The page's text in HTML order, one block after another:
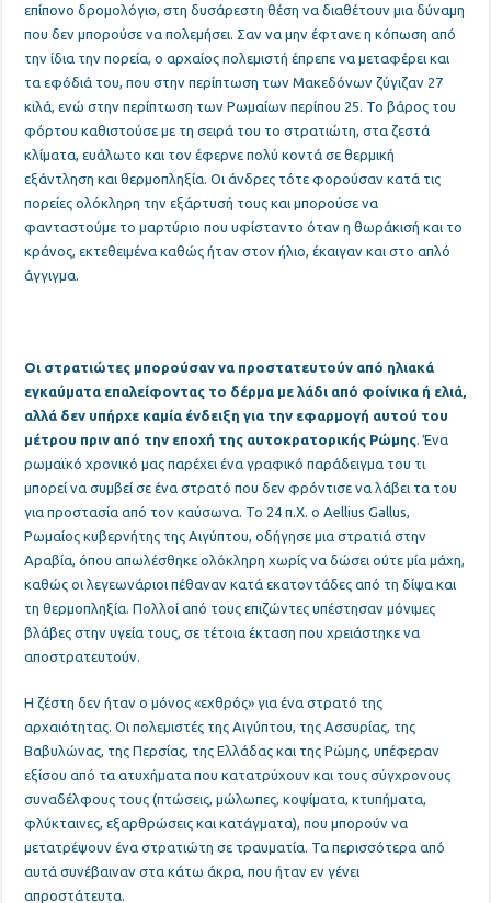
επίπονο δρομολόγιο, στη δυσάρεστη θέση να διαθέτουν μια δύναμη
που δεν μπορούσε να πολεμήσει. Σαν να μην έφτανε η κόπωση από
την ίδια την πορεία, ο αρχαίος πολεμιστή έπρεπε να μεταφέρει και
τα εφόδιά του, που στην περίπτωση των Μακεδόνων ζύγιζαν 27
κιλά, ενώ στην περίπτωση των Ρωμαίων περίπου 25. Το βάρος του
φόρτου καθιστούσε με τη σειρά του το στρατιώτη, στα ζεστά
κλίματα, ευάλωτο και τον έφερνε πολύ κοντά σε θερμική
εξάντληση και θερμοπληξία. Οι άνδρες τότε φορούσαν κατά τις
πορείες ολόκληρη την εξάρτυσή τους και μπορούσε να
φανταστούμε το μαρτύριο που υφίσταντο όταν η θωράκισή και το
κράνος, εκτεθειμένα καθώς ήταν στον ήλιο, έκαιγαν και στο απλό
άγγιγμα.
Οι στρατιώτες μπορούσαν να προστατευτούν από ηλιακά
εγκαύματα επαλείφοντας το δέρμα με λάδι από φοίνικα ή ελιά,
αλλά δεν υπήρχε καμία ένδειξη για την εφαρμογή αυτού του
μέτρου πριν από την εποχή της αυτοκρατορικής Ρώμης . Ένα
ρωμαϊκό χρονικό μας παρέχει ένα γραφικό παράδειγμα του τι
μπορεί να συμβεί σε ένα στρατό που δεν φρόντισε να λάβει τα του
για προστασία από τον καύσωνα. Το 24 π.Χ. ο Aellius Gallus,
Ρωμαίος κυβερνήτης της Αιγύπτου, οδήγησε μια στρατιά στην
Αραβία, όπου απωλέσθηκε ολόκληρη χωρίς να δώσει ούτε μία μάχη,
καθώς οι λεγεωνάριοι πέθαναν κατά εκατοντάδες από τη δίψα και
τη θερμοπληξία. Πολλοί από τους επιζώντες υπέστησαν μόνιμες
βλάβες στην υγεία τους, σε τέτοια έκταση που χρειάστηκε να
αποστρατευτούν.
Η ζέστη δεν ήταν ο μόνος «εχθρός» για ένα στρατό της
αρχαιότητας . Οι πολεμιστές της Αιγύπτου, της Ασσυρίας, της
Βαβυλώνας, της Περσίας, της Ελλάδας και της Ρώμης, υπέφεραν
εξίσου από τα ατυχήματα που κατατρύχουν και τους σύγχρονους
συναδέλφους τους (πτώσεις, μώλωπες, κοψίματα, κτυπήματα,
φλύκταινες, εξαρθρώσεις και κατάγματα), που μπορούν να
μετατρέψουν ένα στρατιώτη σε τραυματία. Τα περισσότερα από
αυτά συνέβαιναν στα κάτω άκρα, που ήταν εν γένει
απροστάτευτα.